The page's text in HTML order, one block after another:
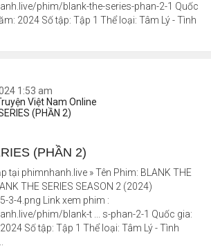
phim/blank-the-series-phan-2-1 Quốc
2024 Số tập: Tập 1 Thể loại: Tâm Lý - Tình
1:53 am
Việt Nam Online
(PHẦN 2)
(PHẦN 2)
tại phimnhanh.live » Tên Phim: BLANK THE
THE SERIES SEASON 2 (2024)
3-4.png Link xem phim :
phim/blank-t ... s-phan-2-1 Quốc gia:
Số tập: Tập 1 Thể loại: Tâm Lý - Tình